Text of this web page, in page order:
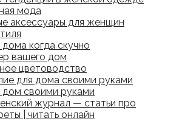
мода
аксессуары для женщин
дома когда скучно
вашего дом
цветоводство
для дома своими руками
своими руками
журнал — статьи про
| читать онлайн